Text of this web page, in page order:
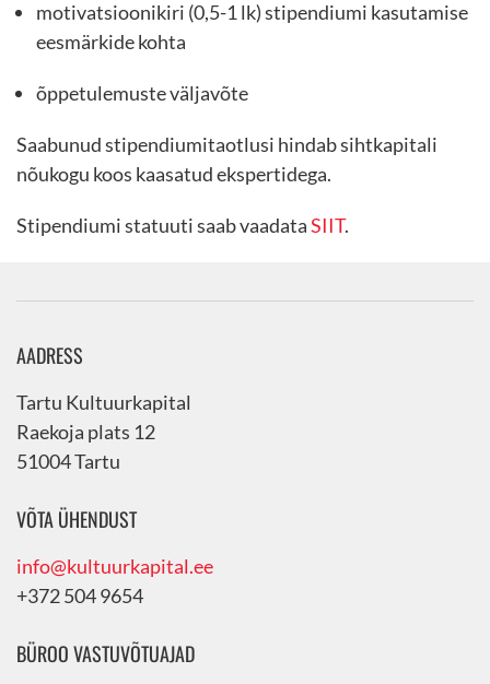
motivatsioonikiri (0,5-1 lk) stipendiumi kasutamise
eesmärkide kohta
õppetulemuste väljavõte
Saabunud stipendiumitaotlusi hindab sihtkapitali
nõukogu koos kaasatud ekspertidega.
Stipendiumi statuuti saab vaadataSIIT.
AADRESS
Tartu Kultuurkapital
Raekoja plats 12
51004 Tartu
VÕTA ÜHENDUST
info@kultuurkapital.ee
+372 504 9654
BÜROO VASTUVÕTUAJAD